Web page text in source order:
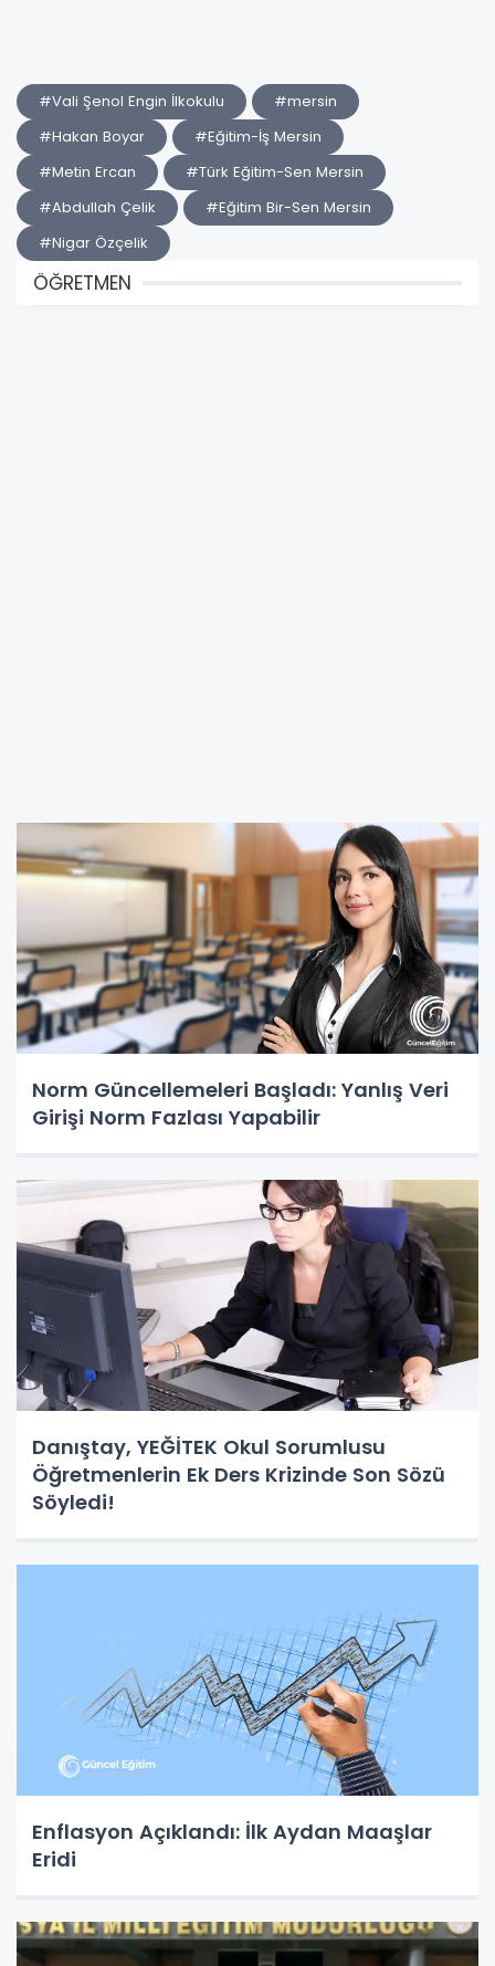
#Vali Şenol Engin İlkokulu
#mersin
#Hakan Boyar
#Eğitim-İş Mersin
#Metin Ercan
#Türk Eğitim-Sen Mersin
#Abdullah Çelik
#Eğitim Bir-Sen Mersin
#Nigar Özçelik
ÖĞRETMEN
Norm Güncellemeleri Başladı: Yanlış Veri
Girişi Norm Fazlası Yapabilir
Danıştay, YEĞİTEK Okul Sorumlusu
Öğretmenlerin Ek Ders Krizinde Son Sözü
Söyledi!
Enflasyon Açıklandı: İlk Aydan Maaşlar
Eridi